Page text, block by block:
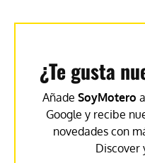
¿Te gusta
Añade SoyMotero
Google y recibe
novedades con
Discover